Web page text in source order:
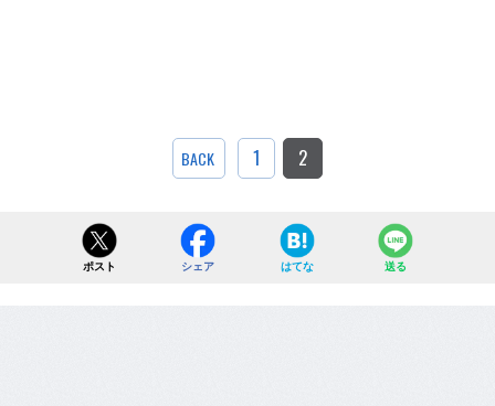
BACK 1 2
ポスト シェア はてな 送る